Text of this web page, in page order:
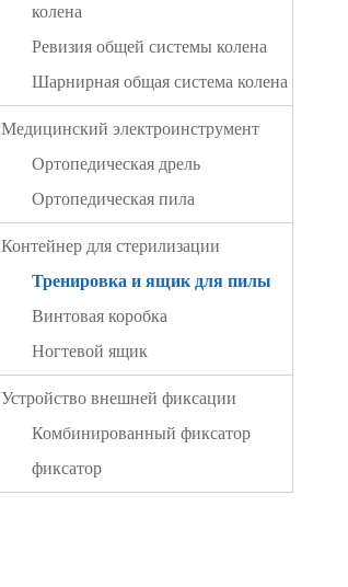
колена
Ревизия общей системы колена
Шарнирная общая система колена
Медицинский электроинструмент
Ортопедическая дрель
Ортопедическая пила
Контейнер для стерилизации
Тренировка и ящик для пилы
Винтовая коробка
Ногтевой ящик
Устройство внешней фиксации
Комбинированный фиксатор
фиксатор